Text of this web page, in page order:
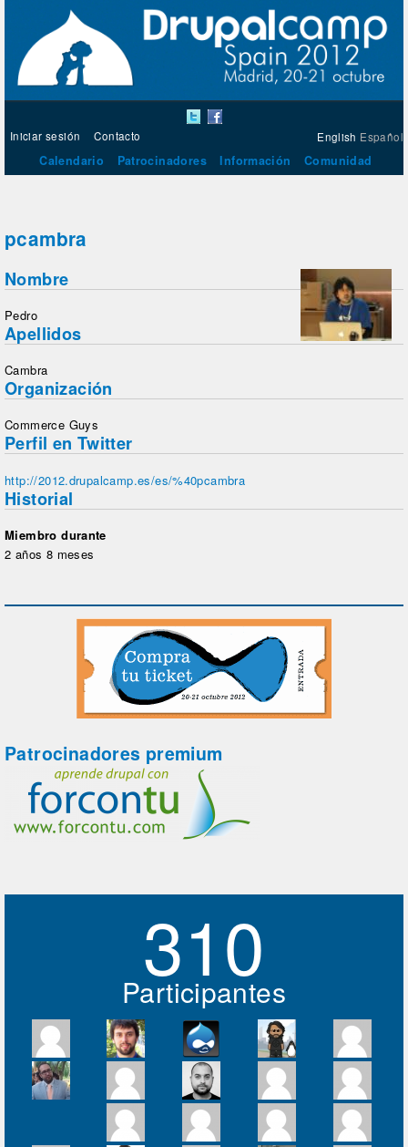
English Español
Iniciar sesión Contacto
Calendario Patrocinadores Información Comunidad
pcambra
Nombre
Pedro
Apellidos
Cambra
Organización
Commerce Guys
Perfil en Twitter
http://2012.drupalcamp.es/es/%40pcambra
Historial
Miembro durante
2 años 8 meses
Patrocinadores premium
310
Participantes